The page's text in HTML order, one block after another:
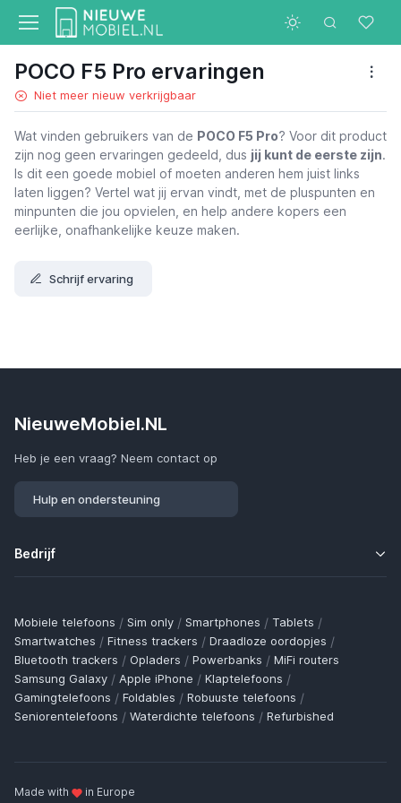
POCO F5 Pro ervaringen
Niet meer nieuw verkrijgbaar
Wat vinden gebruikers van de POCO F5 Pro? Voor dit product
zijn nog geen ervaringen gedeeld, dus jij kunt de eerste zijn.
Is dit een goede mobiel of moeten anderen hem juist links
laten liggen? Vertel wat jij ervan vindt, met de pluspunten en
minpunten die jou opvielen, en help andere kopers een
eerlijke, onafhankelijke keuze maken.
Schrijf ervaring
NieuweMobiel.NL
Heb je een vraag? Neem contact op
Hulp en ondersteuning
Bedrijf
Mobiele telefoons / Sim only / Smartphones / Tablets /
Smartwatches / Fitness trackers / Draadloze oordopjes /
Bluetooth trackers / Opladers / Powerbanks / MiFi routers
Samsung Galaxy / Apple iPhone / Klaptelefoons /
Gamingtelefoons / Foldables / Robuuste telefoons /
Seniorentelefoons / Waterdichte telefoons / Refurbished
Made with in Europe